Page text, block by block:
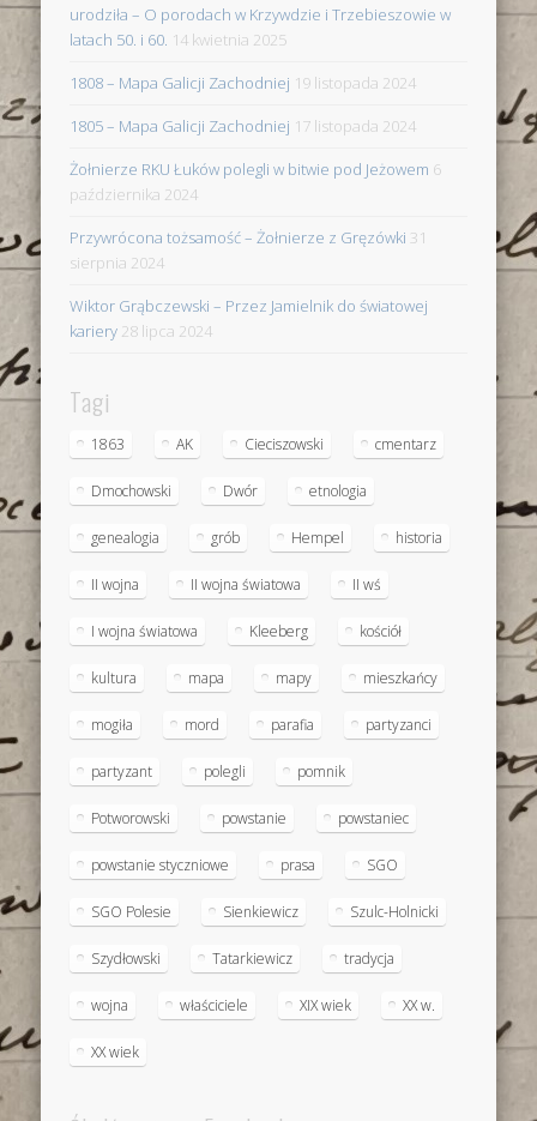
urodziła – O porodach w Krzywdzie i Trzebieszowie w
latach 50. i 60. 14 kwietnia 2025
1808 – Mapa Galicji Zachodniej 19 listopada 2024
1805 – Mapa Galicji Zachodniej 17 listopada 2024
Żołnierze RKU Łuków polegli w bitwie pod Jeżowem 6
października 2024
Przywrócona tożsamość – Żołnierze z Gręzówki 31
sierpnia 2024
Wiktor Grąbczewski – Przez Jamielnik do światowej
kariery 28 lipca 2024
Tagi
1863 AK Cieciszowski cmentarz
Dmochowski Dwór etnologia
genealogia grób Hempel historia
II wojna II wojna światowa II wś
I wojna światowa Kleeberg kościół
kultura mapa mapy mieszkańcy
mogiła mord parafia partyzanci
partyzant polegli pomnik
Potworowski powstanie powstaniec
powstanie styczniowe prasa SGO
SGO Polesie Sienkiewicz Szulc-Holnicki
Szydłowski Tatarkiewicz tradycja
wojna właściciele XIX wiek XX w.
XX wiek